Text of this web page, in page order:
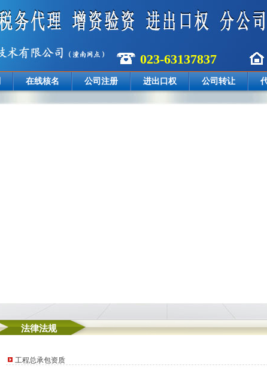
023-63137837
在线核名 公司注册 进出口权 公司转让
法律法规
工程总承包资质